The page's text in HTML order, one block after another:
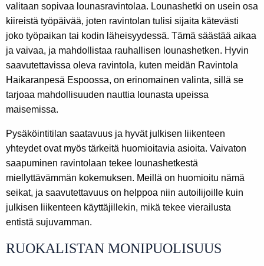
valitaan sopivaa lounasravintolaa. Lounashetki on usein osa
kiireistä työpäivää, joten ravintolan tulisi sijaita kätevästi
joko työpaikan tai kodin läheisyydessä. Tämä säästää aikaa
ja vaivaa, ja mahdollistaa rauhallisen lounashetken. Hyvin
saavutettavissa oleva ravintola, kuten meidän Ravintola
Haikaranpesä Espoossa, on erinomainen valinta, sillä se
tarjoaa mahdollisuuden nauttia lounasta upeissa
maisemissa.
Pysäköintitilan saatavuus ja hyvät julkisen liikenteen
yhteydet ovat myös tärkeitä huomioitavia asioita. Vaivaton
saapuminen ravintolaan tekee lounashetkestä
miellyttävämmän kokemuksen. Meillä on huomioitu nämä
seikat, ja saavutettavuus on helppoa niin autoilijoille kuin
julkisen liikenteen käyttäjillekin, mikä tekee vierailusta
entistä sujuvamman.
RUOKALISTAN MONIPUOLISUUS